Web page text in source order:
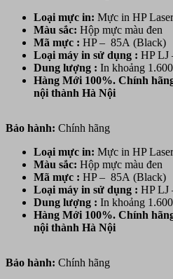
Loại mực in: Mực in HP
Màu sắc: Hộp mực màu đen
Mã mực : HP – 85A (Black)
Loại máy in sử dụng : HP LJ
Dung lượng : In khoảng
Hàng Mới 100%. Chính
nội thành Hà Nội
Bảo hành: Chính hãng
Loại mực in: Mực in HP
Màu sắc: Hộp mực màu đen
Mã mực : HP – 85A (Black)
Loại máy in sử dụng : HP LJ
Dung lượng : In khoảng
Hàng Mới 100%. Chính
nội thành Hà Nội
Bảo hành: Chính hãng